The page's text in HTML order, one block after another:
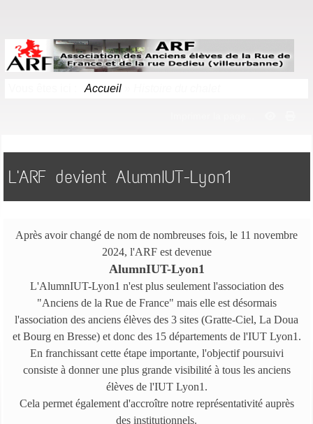
Accueil
L'ARF devient AlumnIUT-Lyon1
Après avoir changé de nom de nombreuses fois, le 11 novembre
2024, l'ARF est devenue
AlumnIUT-Lyon1
L'AlumnIUT-Lyon1 n'est plus seulement l'association des
"Anciens de la Rue de France" mais elle est désormais
l'association des anciens élèves des 3 sites (Gratte-Ciel, La Doua
et Bourg en Bresse) et donc des 15 départements de l'IUT Lyon1.
En franchissant cette étape importante, l'objectif poursuivi
consiste à donner une plus grande visibilité à tous les anciens
élèves de l'IUT Lyon1.
Cela permet également d'accroître notre représentativité auprès
des institutionnels.